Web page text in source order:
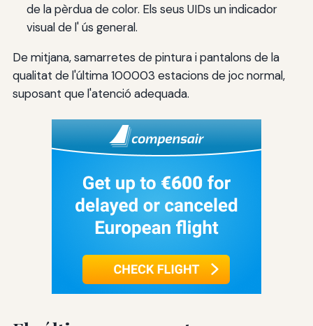
de la pèrdua de color. Els seus UIDs un indicador
visual de l' ús general.
De mitjana, samarretes de pintura i pantalons de la
qualitat de l'última 100003 estacions de joc normal,
suposant que l'atenció adequada.